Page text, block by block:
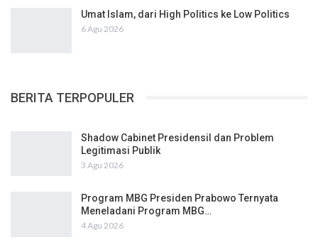
Umat Islam, dari High Politics ke Low Politics
6 Agu 2026
BERITA TERPOPULER
Shadow Cabinet Presidensil dan Problem
Legitimasi Publik
3 Agu 2026
Program MBG Presiden Prabowo Ternyata
Meneladani Program MBG…
4 Agu 2026